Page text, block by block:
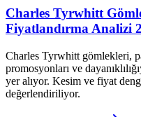
Charles Tyrwhitt
Fiyatlandırma Analizi
Charles Tyrwhitt gömlekleri,
promosyonları ve
yer alıyor. Kesim ve fiyat
değerlendiriliyor.